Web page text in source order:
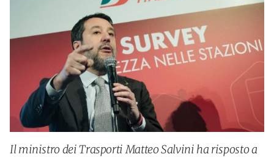
Il ministro dei Trasporti Matteo Salvini ha risposto a